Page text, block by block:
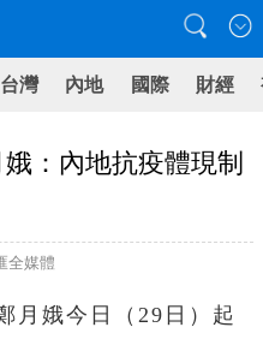
台灣 內地 國際 財經
：內地抗疫體現制
全媒體
月娥今日（29日）起